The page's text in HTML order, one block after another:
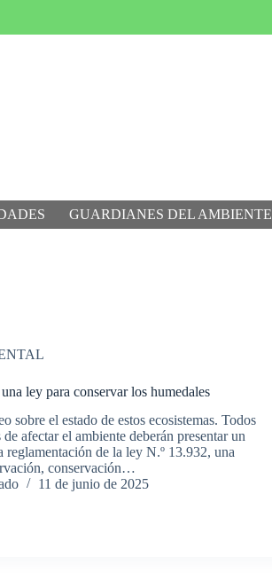
GUARDIANES DEL AMBIENTE
ley para conservar los humedales
sobre el estado de estos ecosistemas. Todos
afectar el ambiente deberán presentar un
reglamentación de la ley N.º 13.932, una
conservación…
11 de junio de 2025